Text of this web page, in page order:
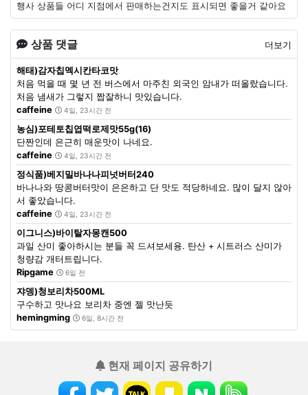
행사 상품들 어디 지점에서 판매하는건지도 표시되면 좋을거 같아요
상품 댓글 더보기
해태)감자칩멕시칸타코맛
처음 먹을 때 몇 년 전 버스에서 마주친 외국인 암내가 떠올랐습니다.
처음 냄새가 그렇지 짭잘하니 맛있습니다.
caffeine
4일, 23시간 전
농심)포테토칩엽떡로제맛55g(16)
단짠인데 은근히 매운맛이 나네요.
caffeine
4일, 23시간 전
정식품)베지밀바나나피넛버터240
바나나와 땅콩버터맛이 은은하고 단 맛도 적당하네요. 많이 달지 않아
서 좋았습니다.
caffeine
4일, 23시간 전
이그니스)바이탈자몽캔500
과일 산미 좋아하시는 분들 꼭 드셔보세용. 탄산 + 시트러스 산미가
청량감 개터트립니다.
Ripgame
6일 전
쟈뎅)청보리차500ML
구수하고 맛나요 보리차 중엔 젤 맛난듯
hemingming
6일, 8시간 전
현재 페이지 공유하기